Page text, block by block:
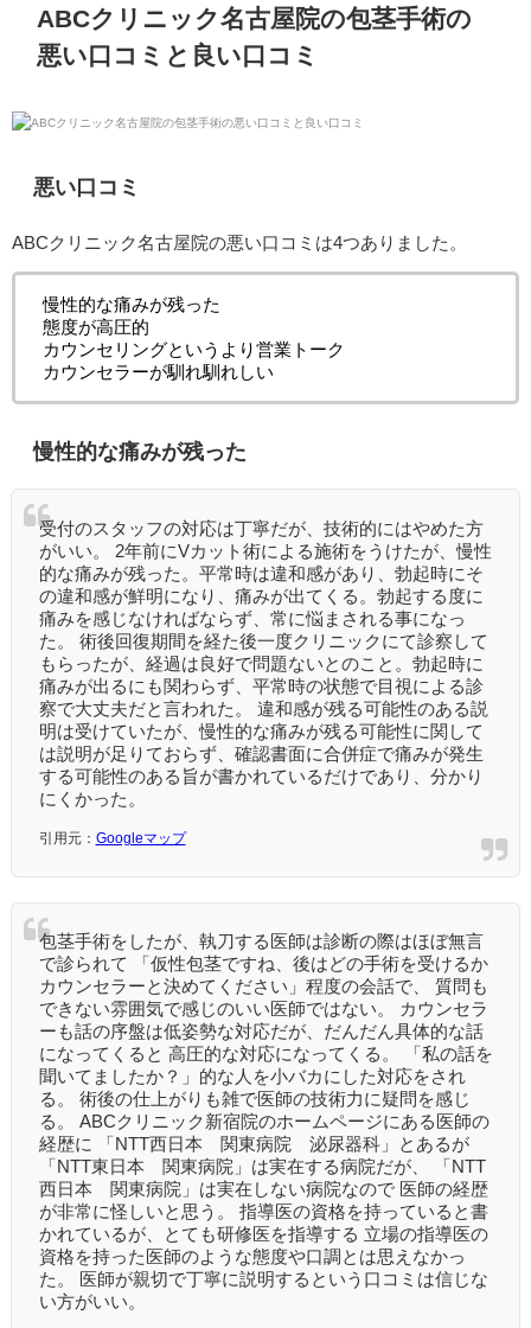
ABCクリニック名古屋院の包茎手術の
悪い口コミと良い口コミ
悪い口コミ
ABCクリニック名古屋院の悪い口コミは4つありました。
慢性的な痛みが残った
態度が高圧的
カウンセリングというより営業トーク
カウンセラーが馴れ馴れしい
慢性的な痛みが残った
受付のスタッフの対応は丁寧だが、技術的にはやめた方
がいい。 2年前にVカット術による施術をうけたが、慢性
的な痛みが残った。平常時は違和感があり、勃起時にそ
の違和感が鮮明になり、痛みが出てくる。勃起する度に
痛みを感じなければならず、常に悩まされる事になっ
た。 術後回復期間を経た後一度クリニックにて診察して
もらったが、経過は良好で問題ないとのこと。勃起時に
痛みが出るにも関わらず、平常時の状態で目視による診
察で大丈夫だと言われた。 違和感が残る可能性のある説
明は受けていたが、慢性的な痛みが残る可能性に関して
は説明が足りておらず、確認書面に合併症で痛みが発生
する可能性のある旨が書かれているだけであり、分かり
にくかった。
引用元： Googleマップ
包茎手術をしたが、執刀する医師は診断の際はほぼ無言
で診られて 「仮性包茎ですね、後はどの手術を受けるか
カウンセラーと決めてください」程度の会話で、 質問も
できない雰囲気で感じのいい医師ではない。 カウンセラ
ーも話の序盤は低姿勢な対応だが、だんだん具体的な話
になってくると 高圧的な対応になってくる。 「私の話を
聞いてましたか？」的な人を小バカにした対応をされ
る。 術後の仕上がりも雑で医師の技術力に疑問を感じ
る。 ABCクリニック新宿院のホームページにある医師の
経歴に 「NTT西日本 関東病院 泌尿器科」とあるが
「NTT東日本 関東病院」は実在する病院だが、 「NTT
西日本 関東病院」は実在しない病院なので 医師の経歴
が非常に怪しいと思う。 指導医の資格を持っていると書
かれているが、とても研修医を指導する 立場の指導医の
資格を持った医師のような態度や口調とは思えなかっ
た。 医師が親切で丁寧に説明するという口コミは信じな
い方がいい。